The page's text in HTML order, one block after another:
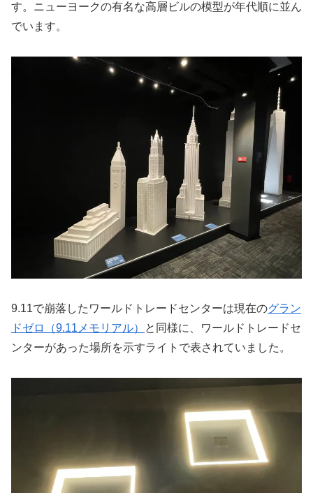
す。ニューヨークの有名な高層ビルの模型が年代順に並ん
でいます。
9.11で崩落したワールドトレードセンターは現在のグラン
ドゼロ（9.11メモリアル）
と同様に、ワールドトレードセ
ンターがあった場所を示すライトで表されていました。